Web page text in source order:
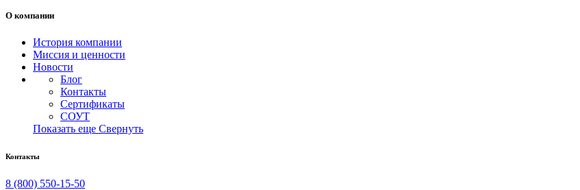
О компании
История компании
Миссия и ценности
Новости
Блог
Контакты
Сертификаты
СОУТ
Показать еще Свернуть
Контакты
8 (800) 550-15-50